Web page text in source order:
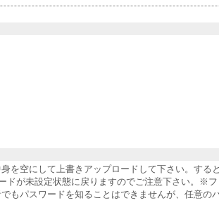
空にして上書きアップロードして下さい。す
が未設定状態に戻りますのでご注意下さい。※
パスワードを知ることはできませんが、任意の